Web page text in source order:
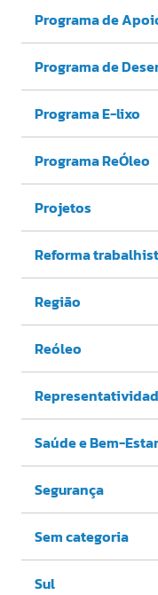
Programa de
Programa de
Programa E-lixo
Programa ReÓleo
Projetos
Reforma
Região
Reóleo
Saúde e Bem-Estar
Segurança
Sem categoria
Sul